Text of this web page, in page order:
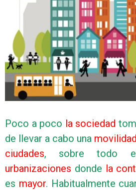
Poco a poco la sociedad
de llevar a cabo una
ciudades, sobre todo e
urbanizaciones donde la
es mayor. Habitualmente